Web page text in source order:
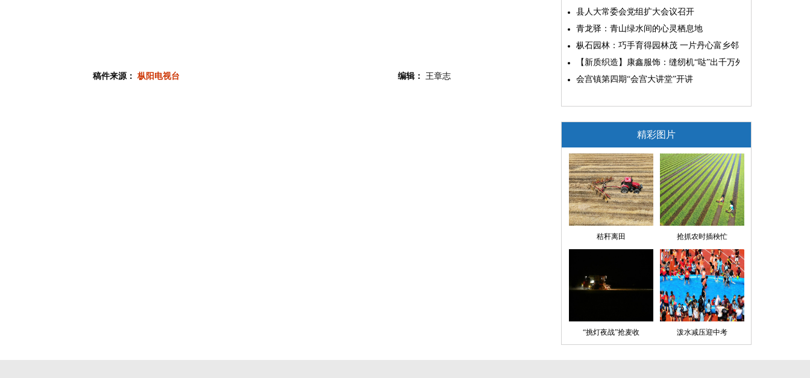
稿件来源： 枞阳电视台 编辑： 王章志
县人大常委会党组扩大会议召开
青龙驿：青山绿水间的心灵栖息地
枞石园林：巧手育得园林茂 一片丹心富乡邻
【新质织造】康鑫服饰：缝纫机“哒”出千万外贸大生意
会宫镇第四期“会宫大讲堂”开讲
精彩图片
秸秆离田 抢抓农时插秧忙
“挑灯夜战”抢麦收 泼水减压迎中考